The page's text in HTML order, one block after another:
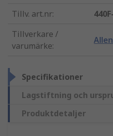
Tillv. art.nr:
Tillverkare /
varumärke:
Specifikationer
Lagstiftning och
Produktdetaljer